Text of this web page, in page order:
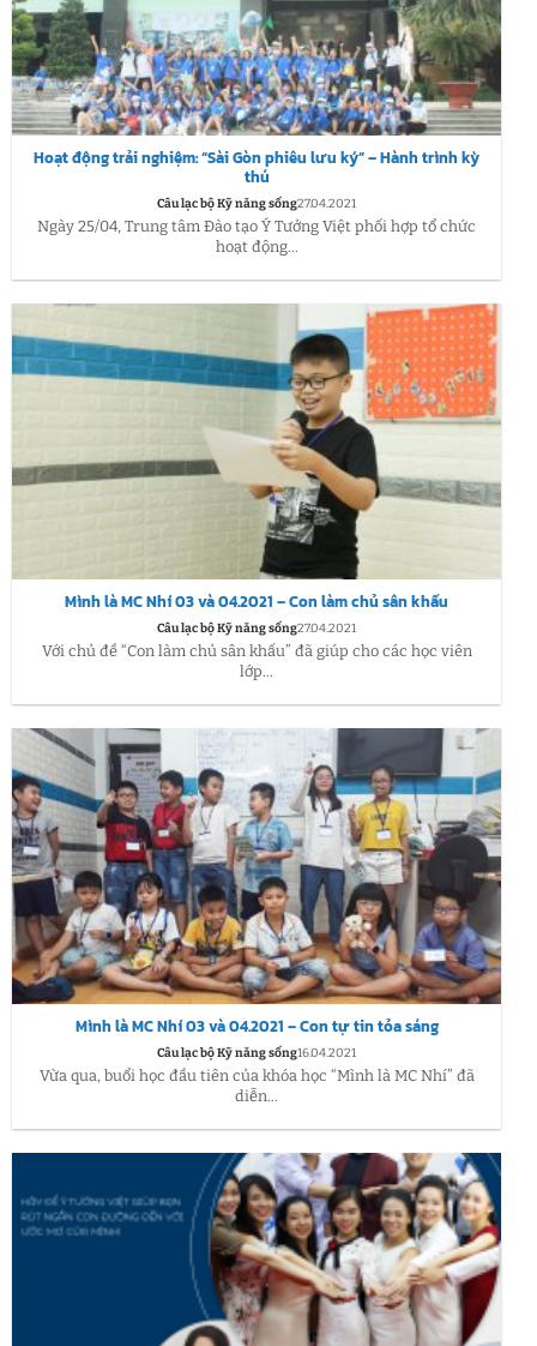
Hoạt động trải nghiệm: “Sài Gòn phiêu lưu ký” – Hành trình kỳ
thú
Câu lạc bộ Kỹ năng sống27.04.2021
Ngày 25/04, Trung tâm Đào tạo Ý Tưởng Việt phối hợp tổ chức
hoạt động...
Mình là MC Nhí 03 và 04.2021 – Con làm chủ sân khấu
Câu lạc bộ Kỹ năng sống27.04.2021
Với chủ đề “Con làm chủ sân khấu” đã giúp cho các học viên
lớp...
Mình là MC Nhí 03 và 04.2021 – Con tự tin tỏa sáng
Câu lạc bộ Kỹ năng sống16.04.2021
Vừa qua, buổi học đầu tiên của khóa học “Mình là MC Nhí” đã
diễn...